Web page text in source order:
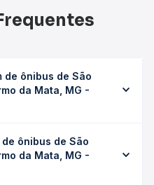
de ônibus de São
da Mata, MG -
em média 7h 19min,
o tipo de serviço
e as condições de
ônibus de São
da Mata, MG -